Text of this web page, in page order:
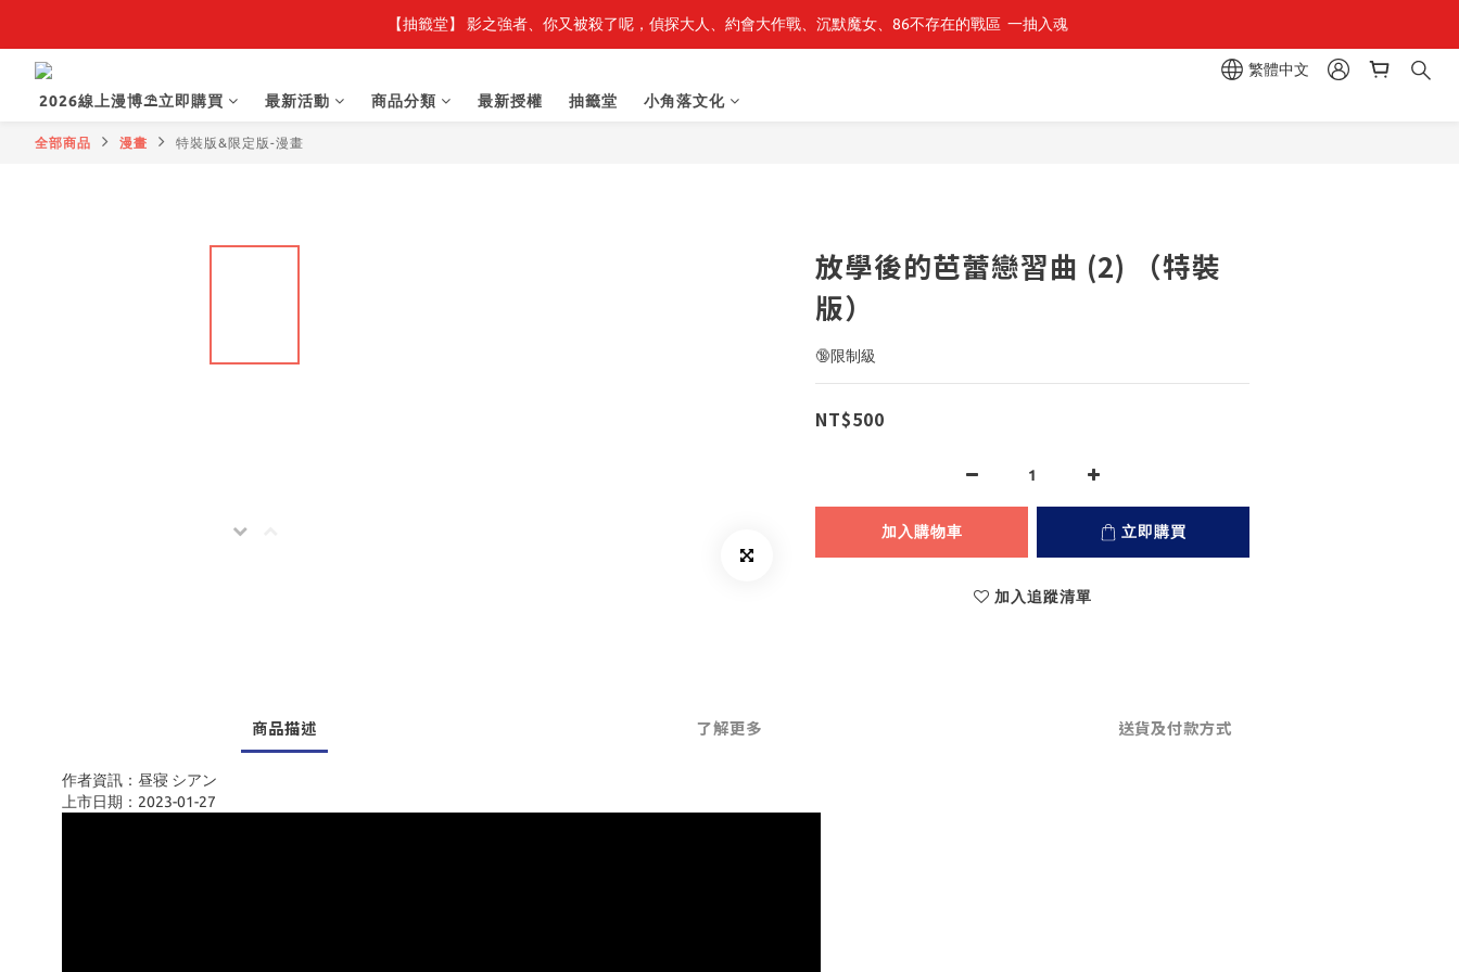
最新開賣🔥「全知讀者視角」 周邊商品
【抽籤堂】 影之強者、你又被殺了呢，偵探大人、約會大作戰、沉默魔女、86不存在的戰區  一抽入魂
繁體中文
2026線上漫博⛱️立即購買
最新活動 商品分類 最新授權 抽籤堂 小角落文化
全部商品 漫畫 特裝版&限定版-漫畫
放學後的芭蕾戀習曲 (2) （特裝
版）
🔞限制級
NT$500
加入購物車 立即購買
加入追蹤清單
商品描述 了解更多 送貨及付款方式
作者資訊：昼寝 シアン
上市日期：2023-01-27